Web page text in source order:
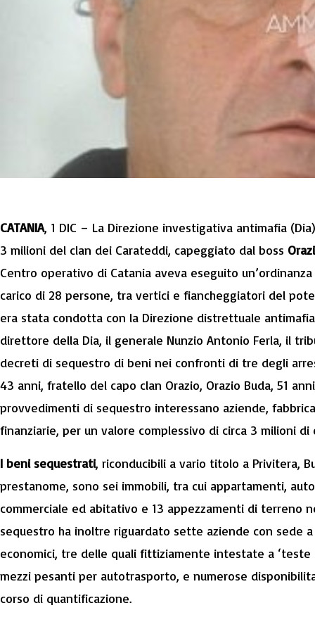
CATANIA, 1 DIC – La Direzione investigativa antimafia
3 milioni del clan dei Carateddi, capeggiato dal boss
Centro operativo di Catania aveva eseguito
carico di 28 persone, tra vertici e fiancheggiatori del
era stata condotta con la Direzione distrettuale
direttore della Dia, il generale Nunzio Antonio Ferla, il
decreti di sequestro di beni nei confronti di tre degli
43 anni, fratello del capo clan Orazio, Orazio Buda, 51
provvedimenti di sequestro interessano aziende,
finanziarie, per un valore complessivo di circa 3 milioni di
I beni sequestrati, riconducibili a vario titolo a Privitera,
prestanome, sono sei immobili, tra cui appartamenti,
commerciale ed abitativo e 13 appezzamenti di terreno
sequestro ha inoltre riguardato sette aziende con sede
economici, tre delle quali fittiziamente intestate a ‘teste
mezzi pesanti per autotrasporto, e numerose
corso di quantificazione.